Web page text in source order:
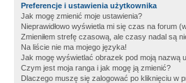
Preferencje i ustawienia użytkownika
Jak mogę zmienić moje ustawienia?
Nieprawidłowo wyświetla mi się czas na forum
Zmieniłem strefę czasową, ale czasy nadal są
Na liście nie ma mojego języka!
Jak mogę wyświetlać obrazek pod moją nazwą
Czym jest moja ranga i jak mogę ją zmienić?
Dlaczego muszę się zalogować po kliknięciu w